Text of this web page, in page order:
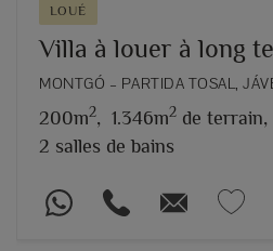
LOUÉ
Villa à louer à long
MONTGÓ – PARTIDA TOSAL,
200m2, 1.346m2 de terrain,
2 salles de bains